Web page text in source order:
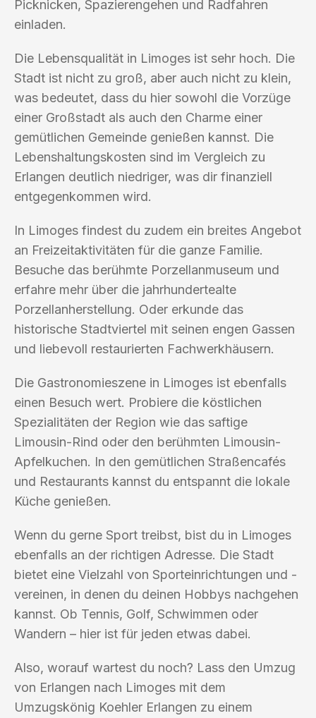
Picknicken, Spazierengehen und Radfahren
einladen.
Die Lebensqualität in Limoges ist sehr hoch. Die
Stadt ist nicht zu groß, aber auch nicht zu klein,
was bedeutet, dass du hier sowohl die Vorzüge
einer Großstadt als auch den Charme einer
gemütlichen Gemeinde genießen kannst. Die
Lebenshaltungskosten sind im Vergleich zu
Erlangen deutlich niedriger, was dir finanziell
entgegenkommen wird.
In Limoges findest du zudem ein breites Angebot
an Freizeitaktivitäten für die ganze Familie.
Besuche das berühmte Porzellanmuseum und
erfahre mehr über die jahrhundertealte
Porzellanherstellung. Oder erkunde das
historische Stadtviertel mit seinen engen Gassen
und liebevoll restaurierten Fachwerkhäusern.
Die Gastronomieszene in Limoges ist ebenfalls
einen Besuch wert. Probiere die köstlichen
Spezialitäten der Region wie das saftige
Limousin-Rind oder den berühmten Limousin-
Apfelkuchen. In den gemütlichen Straßencafés
und Restaurants kannst du entspannt die lokale
Küche genießen.
Wenn du gerne Sport treibst, bist du in Limoges
ebenfalls an der richtigen Adresse. Die Stadt
bietet eine Vielzahl von Sporteinrichtungen und -
vereinen, in denen du deinen Hobbys nachgehen
kannst. Ob Tennis, Golf, Schwimmen oder
Wandern – hier ist für jeden etwas dabei.
Also, worauf wartest du noch? Lass den Umzug
von Erlangen nach Limoges mit dem
Umzugskönig Koehler Erlangen zu einem